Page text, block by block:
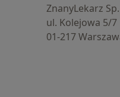
ZnanyLekarz
ul. Kolejowa 5/7
01-217